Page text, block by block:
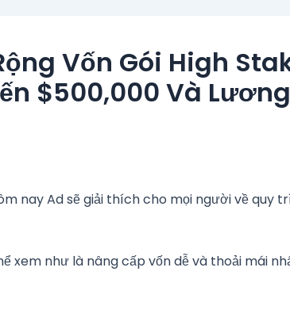
Vốn Gói High
$500,000 Và Lương
nay Ad sẽ giải thích cho mọi người về quy
xem như là nâng cấp vốn dễ và thoải mái